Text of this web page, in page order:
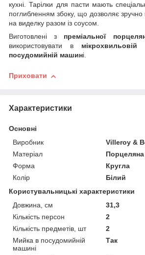
кухні. Тарілки для пасти мають
поглибленням збоку, що дозволяє зручно
на виделку разом із соусом.
Виготовлені з преміальної
використовувати в
посудомийній машині.
Приховати
Характеристики
Основні
Виробник
Villeroy &
Матеріал
Порцеляна
Форма
Кругла
Колір
Білий
Користувальницькі характеристики
Довжина, см
31,3
Кількість персон
2
Кількість предметів, шт
2
Мийка в посудомийній
машині
Так